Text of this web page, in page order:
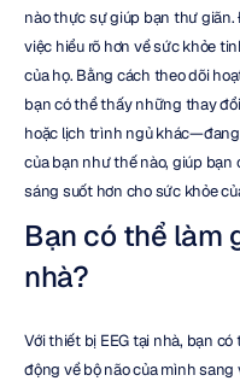
nào thực sự giúp bạn thư giãn.
việc hiểu rõ hơn về sức khỏe
của họ. Bằng cách theo dõi
bạn có thể thấy những thay
hoặc lịch trình ngủ
của bạn như thế nào, giúp
sáng suốt hơn cho sức khỏe
Bạn có thể làm
nhà?
Với thiết bị EEG tại nhà, bạn
động về bộ não của mình